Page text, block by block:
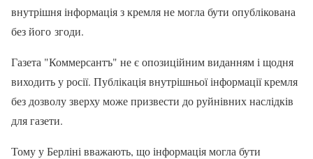
внутрішня інформація з кремля не могла бути опублікована
без його згоди.
Газета "Коммерсантъ" не є опозиційним виданням і щодня
виходить у росії. Публікація внутрішньої інформації кремля
без дозволу зверху може призвести до руйнівних наслідків
для газети.
Тому у Берліні вважають, що інформація могла бути